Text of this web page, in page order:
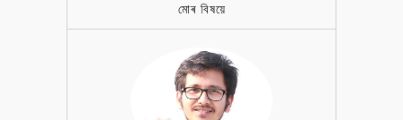
মোৰ বিষয়ে